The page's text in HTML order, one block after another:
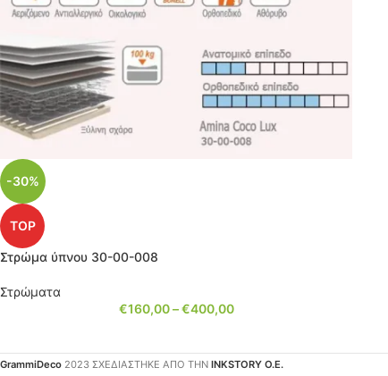
-30%
TOP
Στρώμα ύπνου 30-00-008
Στρώματα
€160,00 – €400,00
GrammiDeco 2023 ΣΧΕΔΙΑΣΤΗΚΕ ΑΠΟ ΤΗΝ INKSTORY Ο.Ε.